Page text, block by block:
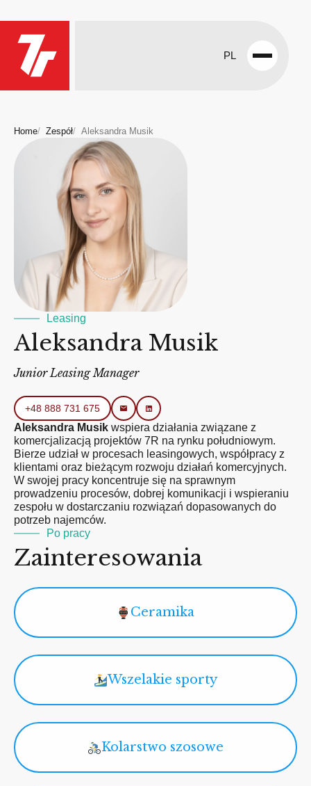
PL
Open
Home Zespół Aleksandra Musik
Leasing
Aleksandra Musik
Junior Leasing Manager
+48 888 731 675
Aleksandra Musik wspiera działania związane z
komercjalizacją projektów 7R na rynku południowym.
Bierze udział w procesach leasingowych, współpracy z
klientami oraz bieżącym rozwoju działań komercyjnych.
W swojej pracy koncentruje się na sprawnym
prowadzeniu procesów, dobrej komunikacji i wspieraniu
zespołu w dostarczaniu rozwiązań dopasowanych do
potrzeb najemców.
Po pracy
Zainteresowania
Ceramika
Wszelakie sporty
Kolarstwo szosowe